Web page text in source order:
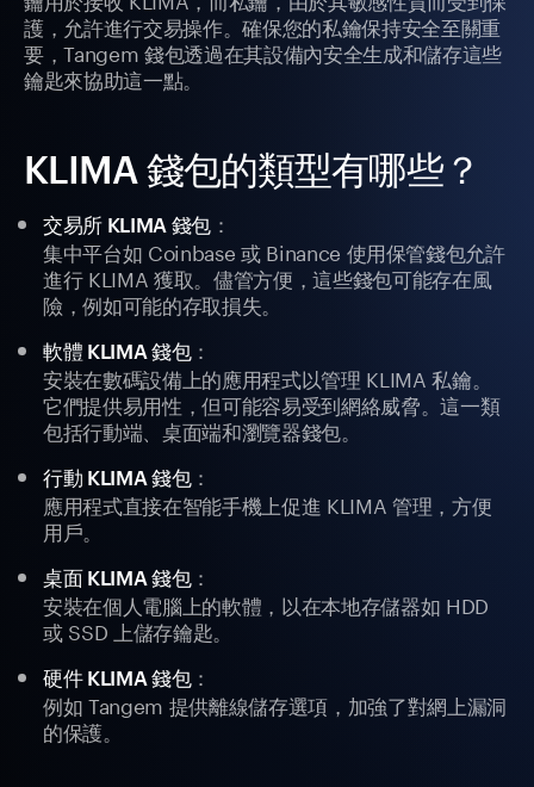
護，允許進行交易操作。確保您的私鑰保持安全至關重
要，Tangem 錢包透過在其設備內安全生成和儲存這些
鑰匙來協助這一點。
KLIMA 錢包的類型有哪些？
交易所 KLIMA 錢包：
集中平台如 Coinbase 或 Binance 使用保管錢包允許
進行 KLIMA 獲取。儘管方便，這些錢包可能存在風
險，例如可能的存取損失。
軟體 KLIMA 錢包：
安裝在數碼設備上的應用程式以管理 KLIMA 私鑰。
它們提供易用性，但可能容易受到網絡威脅。這一類
包括行動端、桌面端和瀏覽器錢包。
行動 KLIMA 錢包：
應用程式直接在智能手機上促進 KLIMA 管理，方便
用戶。
桌面 KLIMA 錢包：
安裝在個人電腦上的軟體，以在本地存儲器如 HDD
或 SSD 上儲存鑰匙。
硬件 KLIMA 錢包：
例如 Tangem 提供離線儲存選項，加強了對網上漏洞
的保護。